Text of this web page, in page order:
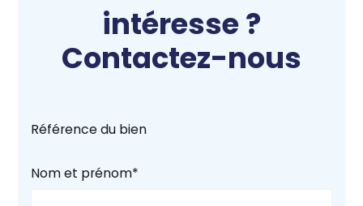
intéresse ?
Contactez-nous
Référence du bien
Nom et prénom*